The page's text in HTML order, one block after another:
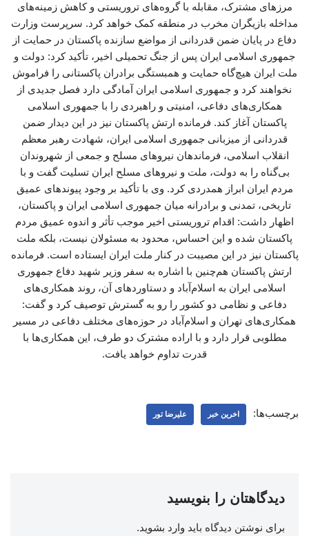
مرزهای مشترک، مقابله با گروه‌های تروریستی و کاهش زمینه‌های
مداخله بازیگران مخرب در منطقه کمک خواهد کرد. سرپرست وزارت
دفاع در پایان ضمن قدردانی از مواضع سازنده پاکستان در حمایت از
جمهوری اسلامی ایران پس از جنگ تحمیلی اخیر، تأکید کرد: دولت و
ملت ایران هیچ‌گاه حمایت و همبستگی برادران پاکستانی را فراموش
نخواهند کرد و جمهوری اسلامی ایران آمادگی دارد فصل جدیدی از
همکاری‌های دفاعی، امنیتی و راهبردی را با جمهوری اسلامی
پاکستان آغاز کند. فرمانده ارتش پاکستان نیز در این دیدار ضمن
قدردانی از میزبانی جمهوری اسلامی ایران، شهادت رهبر معظم
انقلاب اسلامی، فرماندهان نیروهای مسلح و جمعی از شهروندان
بی‌گناه را به دولت، ملت و نیروهای مسلح ایران تسلیت گفت و با
مردم ایران ابراز همدردی کرد. وی با تأکید بر وجود پیوندهای عمیق
تاریخی، تمدنی و برادرانه میان جمهوری اسلامی ایران و پاکستان،
اظهار داشت: اقدام تروریستی اخیر موجب تأثر و اندوه عمیق مردم
پاکستان شده و این احساس، محدود به مسئولان نیست، بلکه ملت
پاکستان نیز در این مصیبت در کنار ملت ایران ایستاده است. فرمانده
ارتش پاکستان هم‌چنین با اشاره به سفر وزیر شهید دفاع جمهوری
اسلامی ایران به اسلام‌آباد و دستاوردهای آن، روند همکاری‌های
دفاعی و نظامی دو کشور را رو به گسترش توصیف کرد و گفت:
همکاری‌های تهران و اسلام‌آباد در حوزه‌های مختلف دفاعی در مسیر
مطلوبی قرار دارد و با اراده مشترک دو طرف، این همکاری‌ها با
قدرت تداوم خواهد یافت.
برچسب‌ها: اخرین خبر علیرضا تور
دیدگاهتان را بنویسید
برای نوشتن دیدگاه باید وارد بشوید.